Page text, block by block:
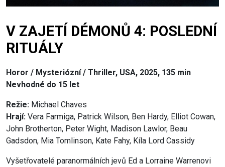
V ZAJETÍ DÉMONŮ 4: POSLEDNÍ
RITUÁLY
Horor / Mysteriózní / Thriller, USA, 2025, 135 min
Nevhodné do 15 let
Režie: Michael Chaves
Hrají: Vera Farmiga, Patrick Wilson, Ben Hardy, Elliot Cowan,
John Brotherton, Peter Wight, Madison Lawlor, Beau
Gadsdon, Mia Tomlinson, Kate Fahy, Kíla Lord Cassidy
Vyšetřovatelé paranormálních jevů Ed a Lorraine Warrenovi